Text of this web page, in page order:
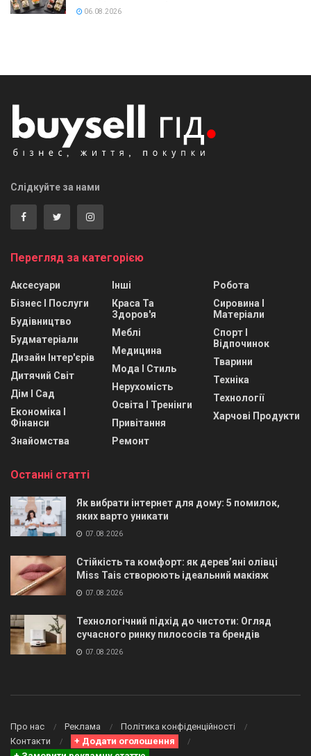
06.08.2026
Слідкуйте за нами
Перегляд за категорією
Аксесуари
Бізнес І Послуги
Будівництво
Будматеріали
Дизайн Інтер'єрів
Дитячий Світ
Дім І Сад
Економіка І
Фінанси
Знайомства
Інші
Краса Та
Здоров'я
Меблі
Медицина
Мода І Стиль
Нерухомість
Освіта І Тренінги
Привітання
Ремонт
Робота
Сировина І
Матеріали
Спорт І
Відпочинок
Тварини
Техніка
Технології
Харчові Продукти
Останні статті
Як вибрати інтернет для дому: 5 помилок,
яких варто уникати
07.08.2026
Стійкість та комфорт: як дерев’яні олівці
Miss Tais створюють ідеальний макіяж
07.08.2026
Технологічний підхід до чистоти: Огляд
сучасного ринку пилососів та брендів
07.08.2026
Про нас Реклама
Політика конфіденційності
Контакти
+ Додати оголошення